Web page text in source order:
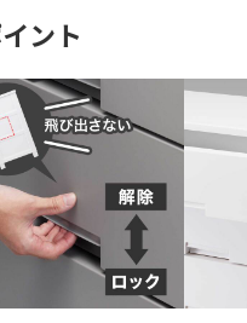
ント